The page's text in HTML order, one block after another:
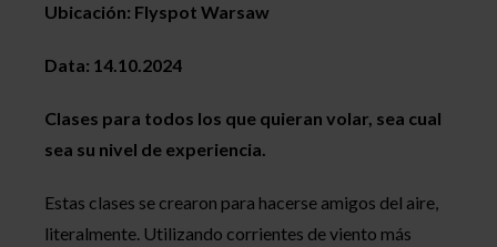
Ubicación: Flyspot Warsaw
Data: 14.10.2024
Clases para todos los que quieran volar, sea cual
sea su nivel de experiencia.
Estas clases se crearon para hacerse amigos del aire,
literalmente. Utilizando corrientes de viento más